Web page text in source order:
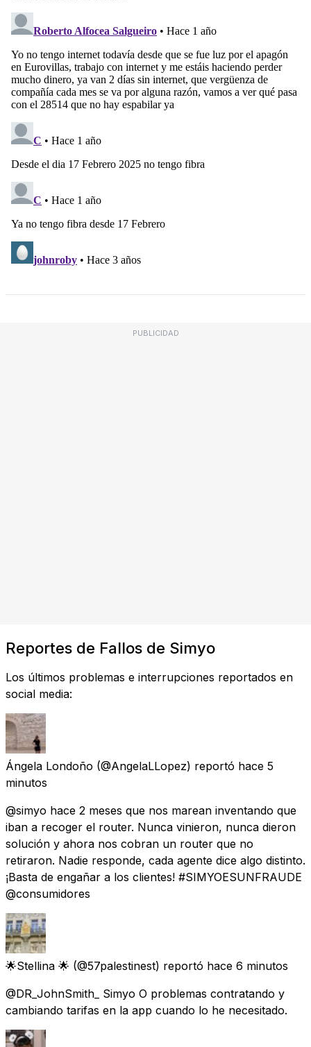
PUBLICIDAD
Reportes de Fallos de Simyo
Los últimos problemas e interrupciones reportados en
social media:
Ángela Londoño (@AngelaLLopez) reportó hace 5
minutos
@simyo hace 2 meses que nos marean inventando que
iban a recoger el router. Nunca vinieron, nunca dieron
solución y ahora nos cobran un router que no
retiraron. Nadie responde, cada agente dice algo distinto.
¡Basta de engañar a los clientes! #SIMYOESUNFRAUDE
@consumidores
🌟Stellina 🌟 (@57palestinest) reportó hace 6 minutos
@DR_JohnSmith_ Simyo O problemas contratando y
cambiando tarifas en la app cuando lo he necesitado.